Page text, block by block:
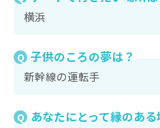
横浜
Q 子供のころの夢は？
新幹線の運転手
Q あなたにとって縁のある